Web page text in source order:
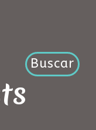
Buscar